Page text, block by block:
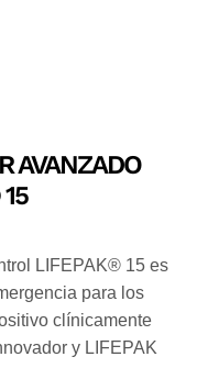
AVANZADO
LIFEPAK® 15 es
para los
clínicamente
y LIFEPAK